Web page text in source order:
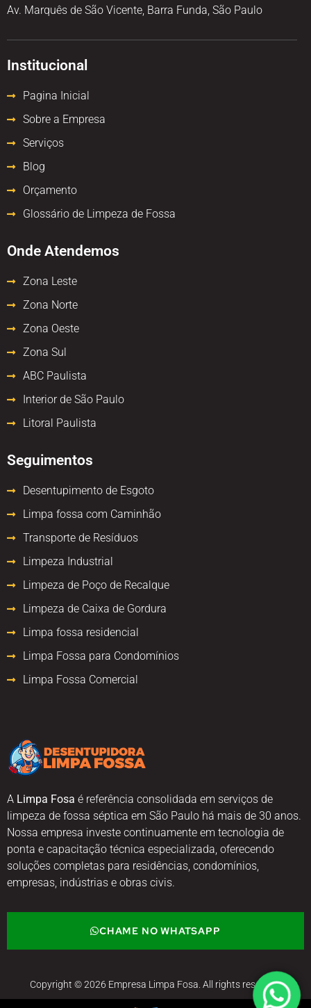
A Limpa Fosa é referência consolidada em serviços de
limpeza de fossa séptica em São Paulo há mais de 30 anos.
Nossa empresa investe continuamente em tecnologia de
ponta e capacitação técnica especializada, oferecendo
soluções completas para residências, condomínios,
empresas, indústrias e obras civis.
CHAME NO WHATSAPP
Av. Marquês de São Vicente, Barra Funda, São Paulo
Institucional
Pagina Inicial
Sobre a Empresa
Serviços
Blog
Orçamento
Glossário de Limpeza de Fossa
Onde Atendemos
Zona Leste
Zona Norte
Zona Oeste
Zona Sul
ABC Paulista
Interior de São Paulo
Litoral Paulista
Seguimentos
Desentupimento de Esgoto
Limpa fossa com Caminhão
Transporte de Resíduos
Limpeza Industrial
Limpeza de Poço de Recalque
Limpeza de Caixa de Gordura
Limpa fossa residencial
Limpa Fossa para Condomínios
Limpa Fossa Comercial
Copyright © 2026 Empresa Limpa Fosa. All rights reserved.